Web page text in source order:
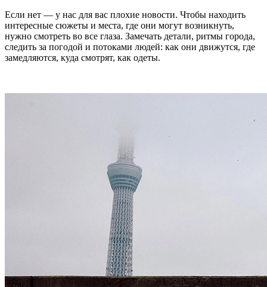
Если нет — у нас для вас плохие новости. Чтобы находить
интересные сюжеты и места, где они могут возникнуть,
нужно смотреть во все глаза. Замечать детали, ритмы города,
следить за погодой и потоками людей: как они движутся, где
замедляются, куда смотрят, как одеты.